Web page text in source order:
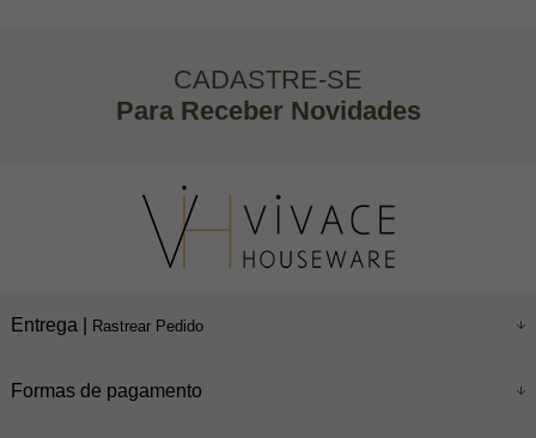
CADASTRE-SE
Para Receber Novidades
Entrega | Rastrear Pedido
Formas de pagamento